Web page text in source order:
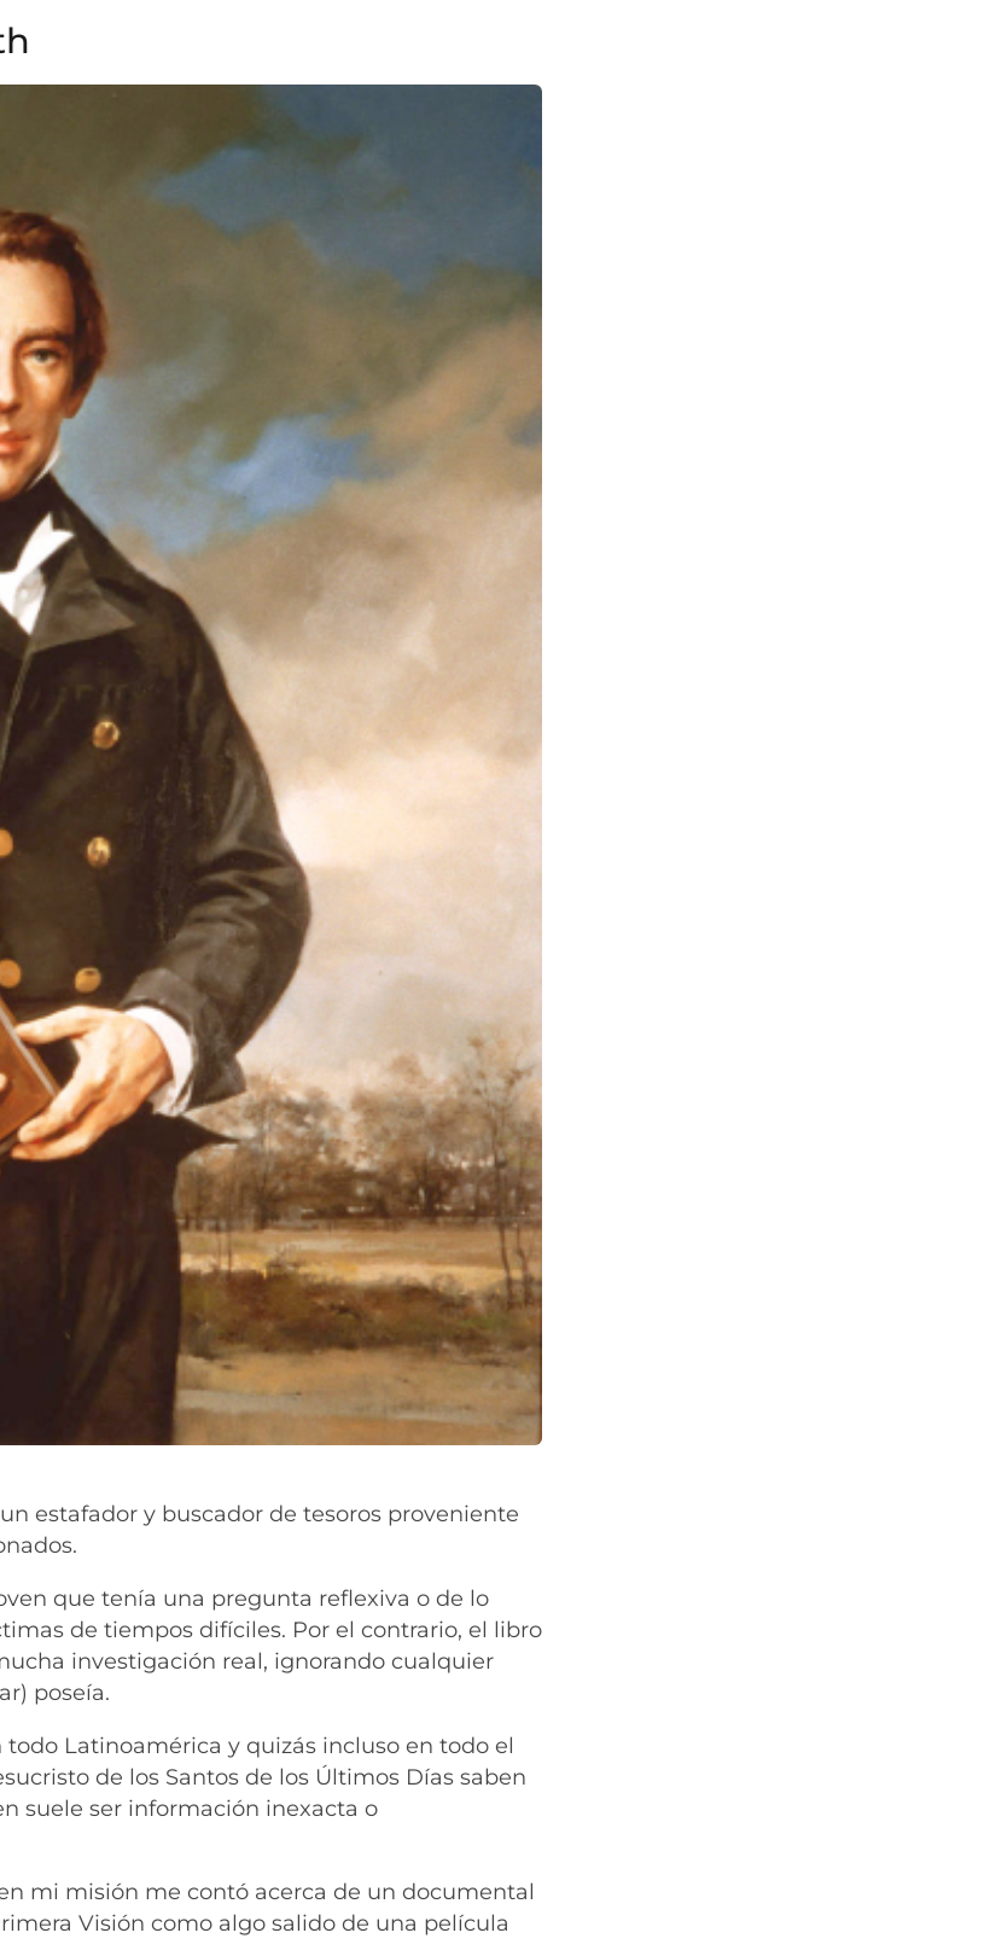
estafador y buscador de tesoros proveniente
que tenía una pregunta reflexiva o de lo
de tiempos difíciles. Por el contrario, el libro
investigación real, ignorando cualquier
poseía.
Latinoamérica y quizás incluso en todo el
de los Santos de los Últimos Días saben
suele ser información inexacta o
mi misión me contó acerca de un documental
Visión como algo salido de una película